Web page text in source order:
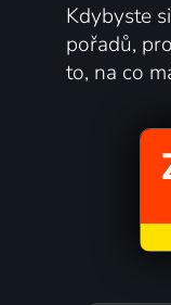
Kdybyste
pořadů,
to, na co